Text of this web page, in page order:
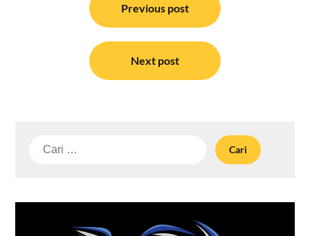
Previous post
Next post
Cari